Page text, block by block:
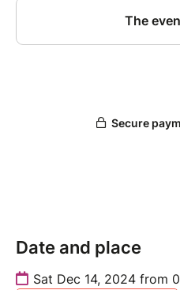
Soirée Dansante :
laissez-vous entraîner
Venez en solo, en couple
Date and place
Sat Dec 14, 2024 from